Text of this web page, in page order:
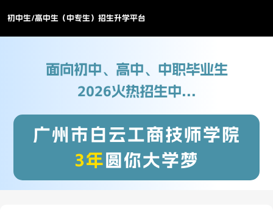
初中生/高中生（中专生）招生升学平台
面向初中、高中、中职毕业生
2026火热招生中...
广州市白云工商技师学院
3年圆你大学梦